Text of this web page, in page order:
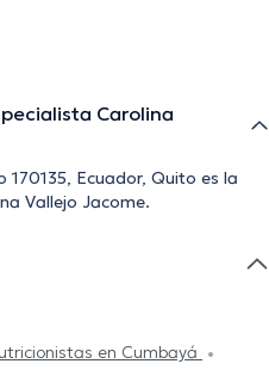
Carolina
170135, Ecuador, Quito es la
Vallejo Jacome.
en Cumbayá